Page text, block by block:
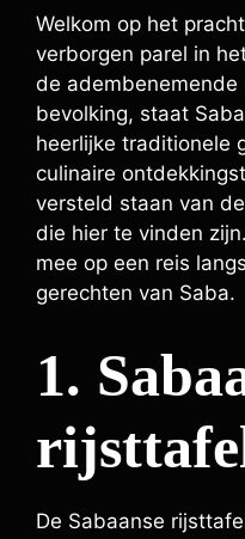
Welkom op het
verborgen parel in
de adembenemende
bevolking, staat
heerlijke traditionele
culinaire
versteld staan van
die hier te vinden
mee op een reis
gerechten van Saba.
1.
De Sabaanse